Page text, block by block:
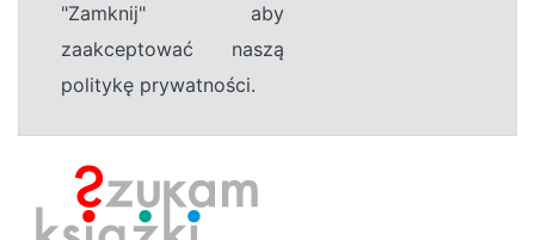
"Zamknij" aby
zaakceptować naszą
politykę prywatności.